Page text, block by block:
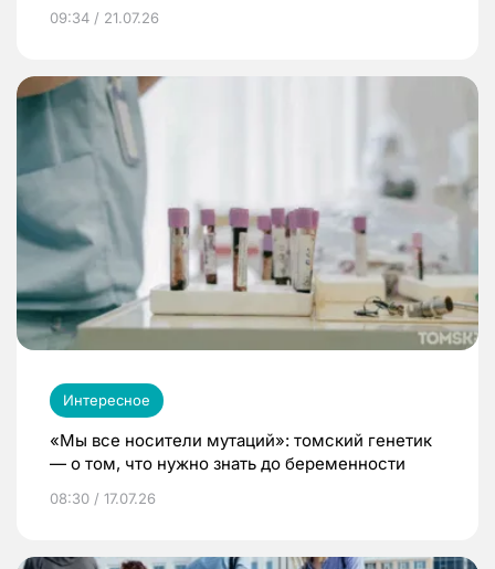
09:34 / 21.07.26
Интересное
«Мы все носители мутаций»: томский генетик
— о том, что нужно знать до беременности
08:30 / 17.07.26